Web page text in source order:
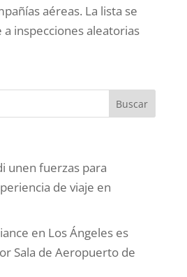
aéreas. La lista se
a inspecciones aleatorias
unen fuerzas para
de viaje en
en Los Ángeles es
Sala de Aeropuerto de